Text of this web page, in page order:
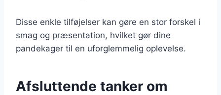
Disse enkle tilføjelser kan gøre en stor forskel i
smag og præsentation, hvilket gør dine
pandekager til en uforglemmelig oplevelse.
Afsluttende tanker om